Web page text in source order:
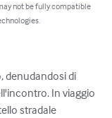
not be fully compatible
denudandosi di
In viaggio
stradale